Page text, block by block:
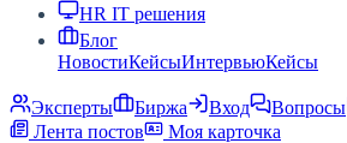
HR IT решения
Блог
НовостиКейсыИнтервьюКейсы
Эксперты Биржа Вход Вопросы
Лента постов
Моя карточка